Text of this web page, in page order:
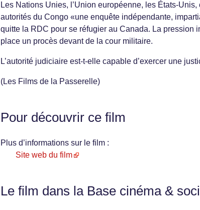
Les Nations Unies, l’Union européenne, les États-
autorités du Congo «une enquête indépendante,
quitte la RDC pour se réfugier au Canada. La pression
place un procès devant de la cour militaire.
L’autorité judiciaire est-t-elle capable d’exercer une
(Les Films de la Passerelle)
Pour découvrir ce film
Plus d’informations sur le film :
Site web du film
Le film dans la Base cinéma &